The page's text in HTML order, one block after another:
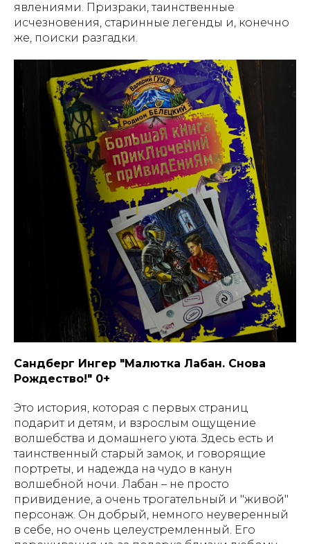
явлениями. Призраки, таинственные
исчезновения, старинные легенды и, конечно
же, поиски разгадки.
Сандберг Ингер "Малютка Лабан. Снова
Рождество!" 0+
Это история, которая с первых страниц
подарит и детям, и взрослым ощущение
волшебства и домашнего уюта. Здесь есть и
таинственный старый замок, и говорящие
портреты, и надежда на чудо в канун
волшебной ночи. Лабан – не просто
привидение, а очень трогательный и "живой"
персонаж. Он добрый, немного неуверенный
в себе, но очень целеустремленный. Его